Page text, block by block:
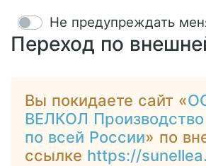
Переход по
Не предупреждать
Вы покидаете сайт «
ВЕЛКОЛ Производство
по всей России» по
ссылке https://